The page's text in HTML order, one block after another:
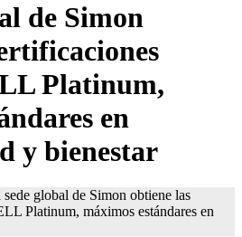
de Simon
Platinum,
en
y bienestar
sede global de Simon obtiene las
Platinum, máximos estándares en